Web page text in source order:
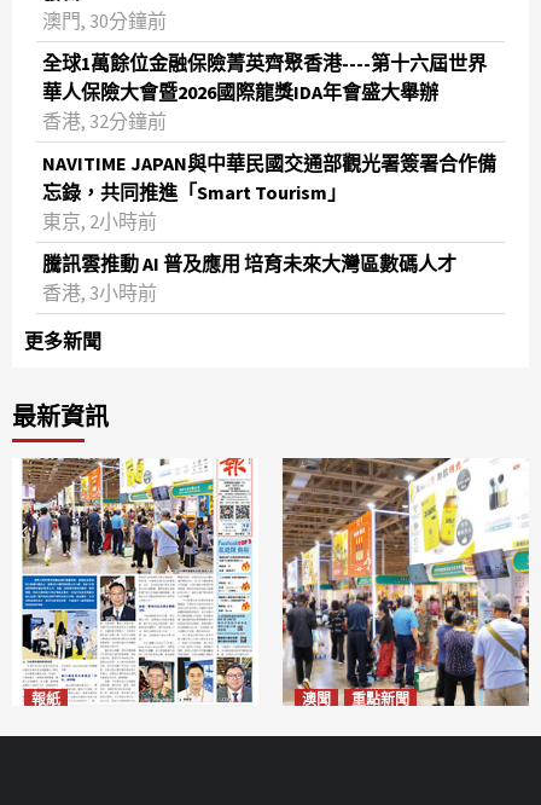
澳門, 30分鐘前
全球1萬餘位金融保險菁英齊聚香港----第十六屆世界
華人保險大會暨2026國際龍獎IDA年會盛大舉辦
香港, 32分鐘前
NAVITIME JAPAN與中華民國交通部觀光署簽署合作備
忘錄，共同推進「Smart Tourism」
東京, 2小時前
騰訊雲推動 AI 普及應用 培育未來大灣區數碼人才
香港, 3小時前
更多新聞
最新資訊
報紙 澳聞 重點新聞